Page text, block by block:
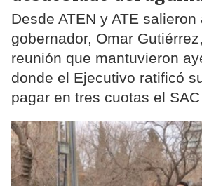
Desde ATEN y ATE
gobernador, Omar
reunión que mantuvieron
donde el Ejecutivo ratificó
pagar en tres cuotas el SAC